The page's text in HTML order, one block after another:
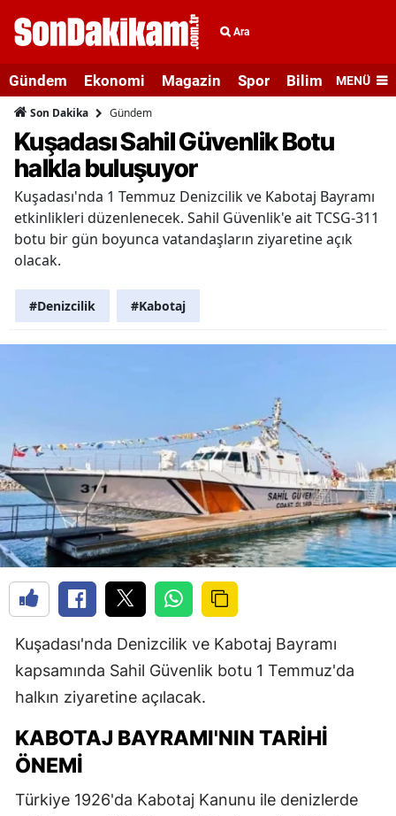
Ara
Gündem Ekonomi Magazin Spor Bilim veMENÜ
Son Dakika Gündem
Kuşadası Sahil Güvenlik Botu
halkla buluşuyor
Kuşadası'nda 1 Temmuz Denizcilik ve Kabotaj Bayramı
etkinlikleri düzenlenecek. Sahil Güvenlik'e ait TCSG-311
botu bir gün boyunca vatandaşların ziyaretine açık
olacak.
#Denizcilik #Kabotaj
Kuşadası'nda Denizcilik ve Kabotaj Bayramı
kapsamında Sahil Güvenlik botu 1 Temmuz'da
halkın ziyaretine açılacak.
KABOTAJ BAYRAMI'NIN TARIHI
ÖNEMI
Türkiye 1926'da Kabotaj Kanunu ile denizlerde